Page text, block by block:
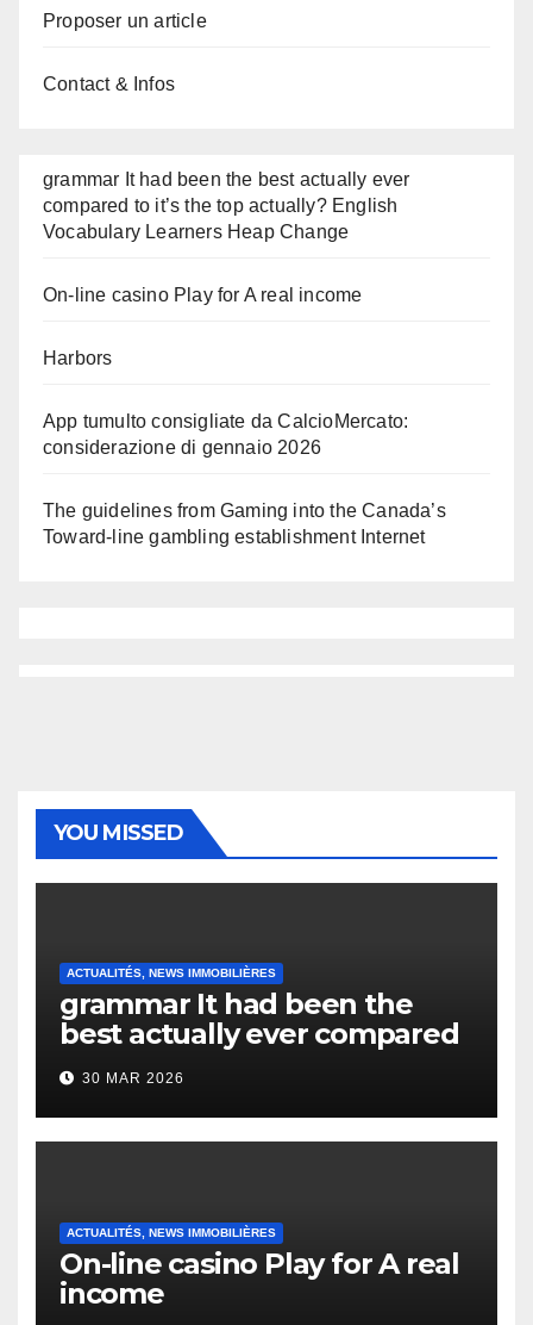
Proposer un article
Contact & Infos
grammar It had been the best actually ever
compared to it’s the top actually? English
Vocabulary Learners Heap Change
On-line casino Play for A real income
Harbors
App tumulto consigliate da CalcioMercato:
considerazione di gennaio 2026
The guidelines from Gaming into the Canada’s
Toward-line gambling establishment Internet
YOU MISSED
ACTUALITÉS, NEWS IMMOBILIÈRES
grammar It had been the
best actually ever compared
to it’s the top actually?
English Vocabulary Learners
Heap Change
30 MAR 2026
ACTUALITÉS, NEWS IMMOBILIÈRES
On-line casino Play for A real
income